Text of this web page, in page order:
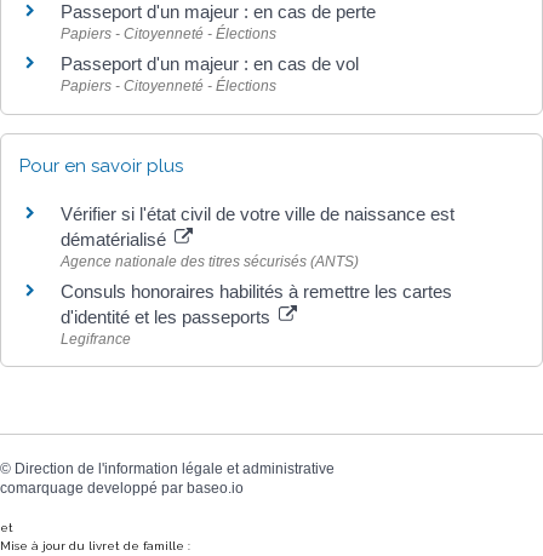
Passeport d'un majeur : en cas de perte
Papiers - Citoyenneté - Élections
Passeport d'un majeur : en cas de vol
Papiers - Citoyenneté - Élections
Pour en savoir plus
Vérifier si l'état civil de votre ville de naissance est
dématérialisé
Agence nationale des titres sécurisés (ANTS)
Consuls honoraires habilités à remettre les cartes
d'identité et les passeports
Legifrance
© Direction de l'information légale et administrative
comarquage developpé par baseo.io
et
Mise à jour du livret de famille :